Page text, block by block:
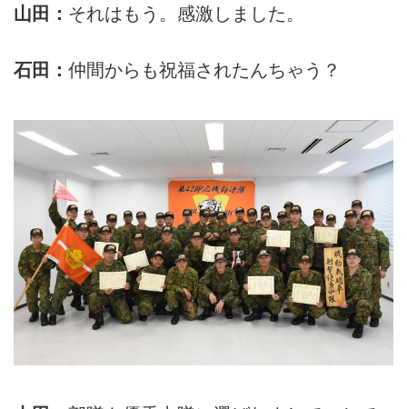
山田： それはもう。感激しました。
石田： 仲間からも祝福されたんちゃう？